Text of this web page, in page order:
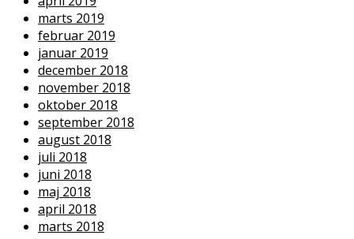
marts 2019
februar 2019
januar 2019
december 2018
november 2018
oktober 2018
september 2018
august 2018
juli 2018
juni 2018
maj 2018
april 2018
marts 2018